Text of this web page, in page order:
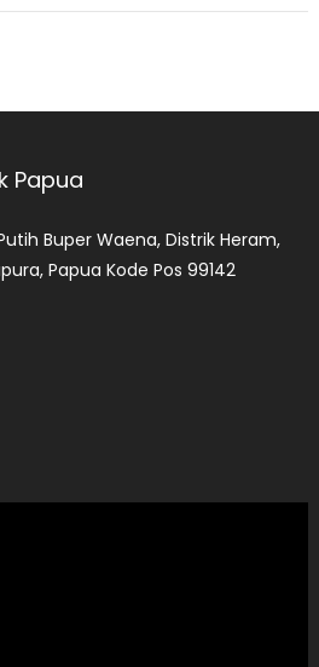
Papua
Buper Waena, Distrik Heram,
Papua Kode Pos 99142